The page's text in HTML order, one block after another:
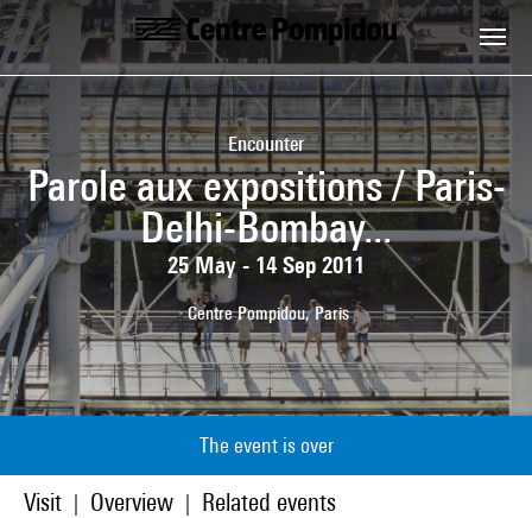
Skip to main content
Centre Pompidou
Encounter
Parole aux expositions / Paris-
Delhi-Bombay...
25 May - 14 Sep 2011
Centre Pompidou, Paris
The event is over
Visit Overview Related events